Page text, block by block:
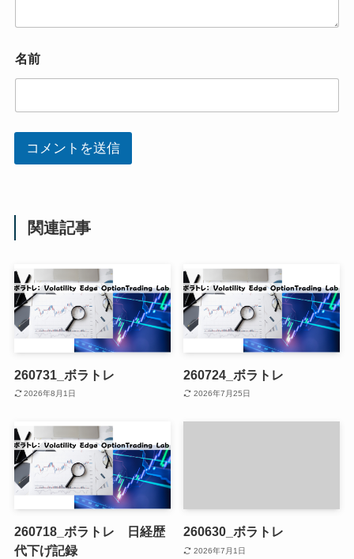
名前
コメントを送信
関連記事
260731_ボラトレ
2026年8月1日
260724_ボラトレ
2026年7月25日
260718_ボラトレ 日経歴
代下げ記録
260630_ボラトレ
2026年7月1日